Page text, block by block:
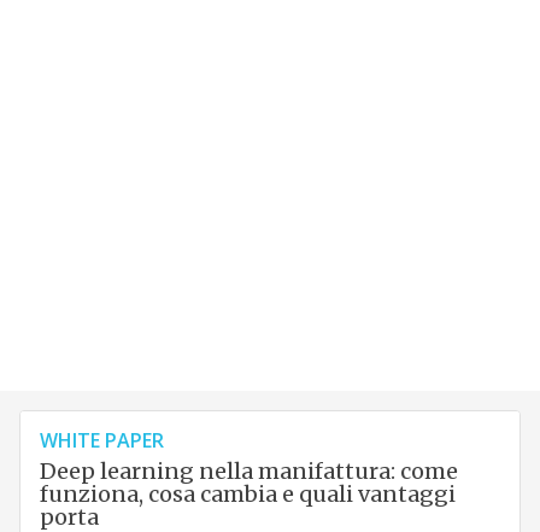
WHITE PAPER
Deep learning nella manifattura: come
funziona, cosa cambia e quali vantaggi
porta